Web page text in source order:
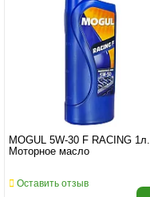
MOGUL 5W-30 F RACING 1л.
Моторное масло
Оставить отзыв